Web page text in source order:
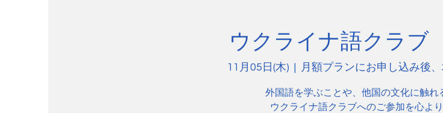
ウクライナ語クラブ
11月05日(木) 月額プランにお申し込み後
外国語を学ぶことや、他国の文化に触れ
ウクライナ語クラブへのご参加を心よ